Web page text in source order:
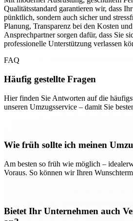
Qualitätsstandard garantieren wir, dass
pünktlich, sondern auch sicher und
Planung, Transparenz bei den Kosten
Ansprechpartner sorgen dafür, dass Sie
professionelle Unterstützung verlassen
FAQ
Häufig gestellte Fragen
Hier finden Sie Antworten auf die
unseren Umzugsservice – damit Sie
Wie früh sollte ich meinen
Am besten so früh wie möglich –
Voraus. So können wir Ihren
Bietet Ihr Unternehmen auch